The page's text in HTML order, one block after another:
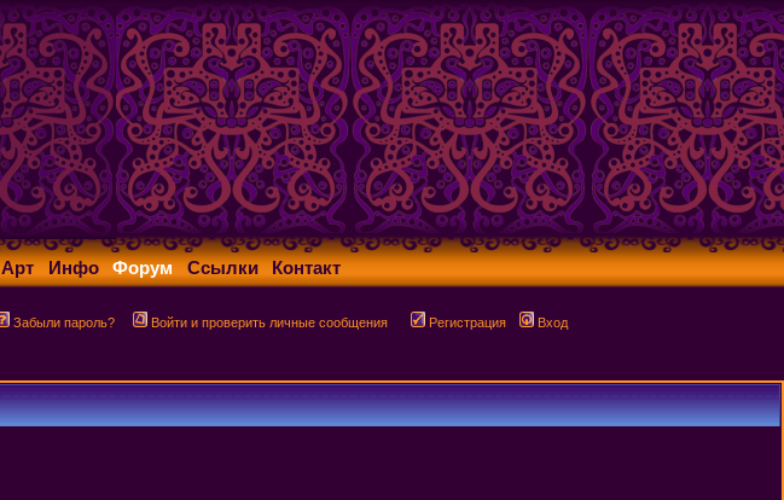
Арт Инфо Форум Ссылки Контакт
Забыли пароль? Войти и проверить личные сообщения Регистрация Вход